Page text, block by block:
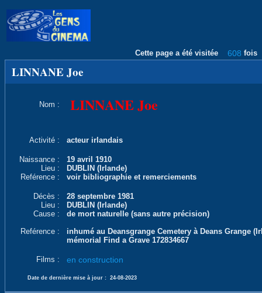
Cette page a été visitée 608 fois
LINNANE Joe
Nom : LINNANE Joe
Activité : acteur irlandais
Naissance :
19 avril 1910
Lieu :
DUBLIN (Irlande)
Reférence :
voir bibliographie et remerciements
Décès :
28 septembre 1981
Lieu :
DUBLIN (Irlande)
Cause :
de mort naturelle (sans autre précision)
Reférence :
inhumé au Deansgrange Cemetery à Deans Grange
mémorial Find a Grave 172834667
Films : en construction
Date de dernière mise à jour : 24-08-2023